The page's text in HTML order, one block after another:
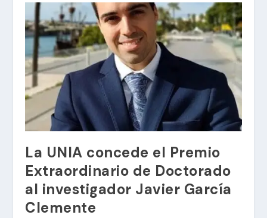
La UNIA concede el Premio
Extraordinario de Doctorado
al investigador Javier García
Clemente